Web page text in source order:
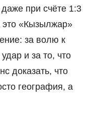
при счёте 1:3
«Кызылжар»
за волю к
и за то, что
доказать, что
география, а